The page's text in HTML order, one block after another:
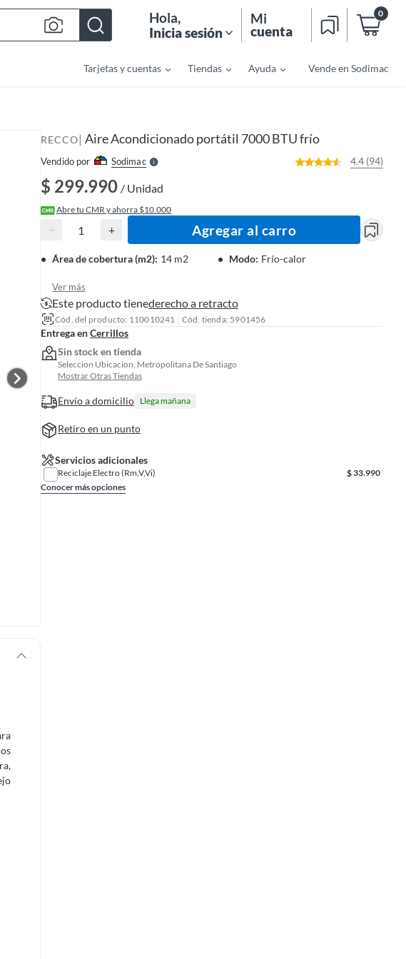
Hola,
Inicia sesión
Mi
cuenta
0
Tarjetas y cuentas Tiendas Ayuda Vende en Sodimac
RECCO| Aire Acondicionado portátil 7000 BTU frío
Vendido por SodimacS
l
l
4.4 (94)
$ 299.990 / Unidad
Abre tu CMR y ahorra $10.000
− + Agregar al carro
Área de cobertura (m2): 14 m2 Modo: Frío-calor
Ver más
Este producto tienederecho a retracto
Cód. del producto: 110010241 Cód. tienda: 5901456
Entrega enCerrillos
Sin stock en tienda
Seleccion Ubicacion, Metropolitana De Santiago
Mostrar Otras Tiendas
Envío a domicilio Llega mañana
Retiro en un punto
Servicios adicionales
Reciclaje Electro (Rm,V,Vi) $33.990
Conocer más opciones